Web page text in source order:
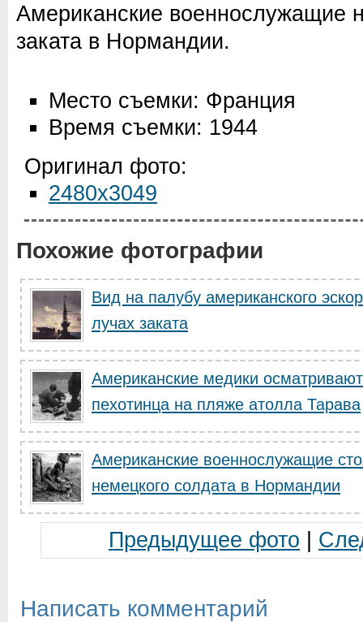
Американские военнослужащие
заката в Нормандии.
Место съемки: Франция
Время съемки: 1944
Оригинал фото:
2480x3049
Похожие фотографии
Вид на палубу американского
лучах заката
Американские медики
пехотинца на пляже атолла Тарава
Американские военнослужащие
немецкого солдата в Нормандии
Предыдущее фото
Написать комментарий